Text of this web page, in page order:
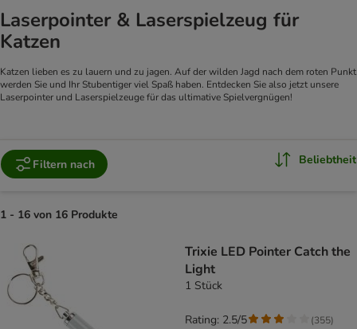
Laserpointer & Laserspielzeug für
Katzen
Katzen lieben es zu lauern und zu jagen. Auf der wilden Jagd nach dem roten Punkt
werden Sie und Ihr Stubentiger viel Spaß haben. Entdecken Sie also jetzt unsere
Laserpointer und Laserspielzeuge für das ultimative Spielvergnügen!
Filtern nach Beliebtheit
1 - 16 von 16 Produkte
Trixie LED Pointer Catch the
Light
1 Stück
Rating: 2.5/5 (355)